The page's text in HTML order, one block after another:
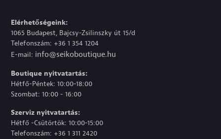
Elérhetőségeink:
1065 Budapest, Bajcsy-Zsilinszky út 15/d
Telefonszám: +36 1 354 1204
E-mail: info@seikoboutique.hu
Boutique nyitvatartás:
Hétfő-Péntek: 10:00-18:00
Szombat: 10:00 - 16:00
Szerviz nyitvatartás:
Hétfő -Csütörtök: 10:00-15:00
Telefonszám: +36 1 311 2420